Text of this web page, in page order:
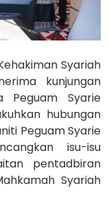
Syariah
kunjungan
Peguam Syarie
hubungan
Peguam Syarie
isu-isu
pentadbiran
Syariah